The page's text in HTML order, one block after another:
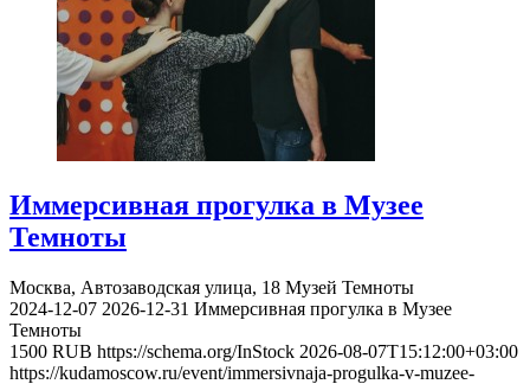
Иммерсивная прогулка в Музее
Темноты
Москва, Автозаводская улица, 18 Музей Темноты
2024-12-07 2026-12-31 Иммерсивная прогулка в Музее
Темноты
1500 RUB https://schema.org/InStock 2026-08-07T15:12:00+03:00
https://kudamoscow.ru/event/immersivnaja-progulka-v-muzee-